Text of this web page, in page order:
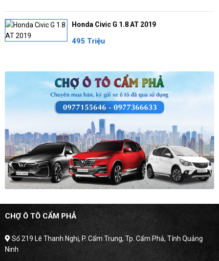
Honda Civic G 1.8 AT 2019
495 Triệu
CHỢ Ô TÔ CẨM PHẢ
Số 219 Lê Thanh Nghị, P. Cẩm Trung, Tp. Cẩm Phả, Tỉnh Quảng
Ninh